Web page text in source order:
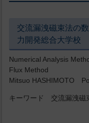
交流漏洩磁束法
力開発総合大学校
Numerical Analysis
Flux Method
Mitsuo HASHIMOTO
キーワード 交流漏洩磁